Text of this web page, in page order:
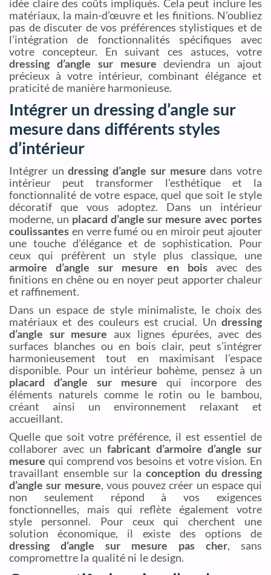
idée claire des coûts impliqués. Cela peut inclure les
matériaux, la main-d’œuvre et les finitions. N’oubliez
pas de discuter de vos préférences stylistiques et de
l’intégration de fonctionnalités spécifiques avec
votre concepteur. En suivant ces astuces, votre
dressing d’angle sur mesure deviendra un ajout
précieux à votre intérieur, combinant élégance et
praticité de manière harmonieuse.
Intégrer un dressing d’angle sur
mesure dans différents styles
d’intérieur
Intégrer undressing d’angle sur mesure dans votre
intérieur peut transformer l’esthétique et la
fonctionnalité de votre espace, quel que soit le style
décoratif que vous adoptez. Dans un intérieur
moderne, un placard d’angle sur mesure avec portes
coulissantes en verre fumé ou en miroir peut ajouter
une touche d’élégance et de sophistication. Pour
ceux qui préfèrent un style plus classique, une
armoire d’angle sur mesure en boisavec des
finitions en chêne ou en noyer peut apporter chaleur
et raffinement.
Dans un espace de style minimaliste, le choix des
matériaux et des couleurs est crucial. Un dressing
d’angle sur mesure aux lignes épurées, avec des
surfaces blanches ou en bois clair, peut s’intégrer
harmonieusement tout en maximisant l’espace
disponible. Pour un intérieur bohème, pensez à un
placard d’angle sur mesure qui incorpore des
éléments naturels comme le rotin ou le bambou,
créant ainsi un environnement relaxant et
accueillant.
Quelle que soit votre préférence, il est essentiel de
collaborer avec un fabricant d’armoire d’angle sur
mesure qui comprend vos besoins et votre vision. En
travaillant ensemble sur la conception du dressing
d’angle sur mesure, vous pouvez créer un espace qui
non seulement répond à vos exigences
fonctionnelles, mais qui reflète également votre
style personnel. Pour ceux qui cherchent une
solution économique, il existe des options de
dressing d’angle sur mesure pas cher, sans
compromettre la qualité ni le design.